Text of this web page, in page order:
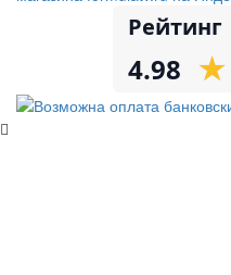
Рейтинг
4.98 ★
★